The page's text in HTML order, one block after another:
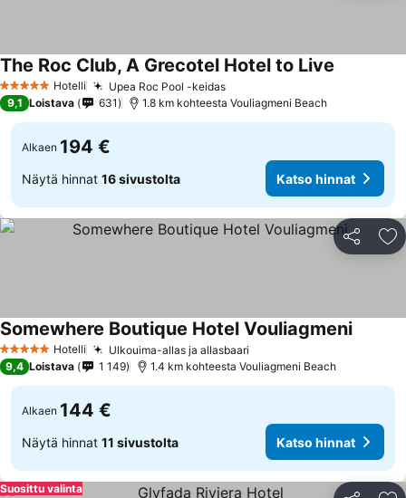
5 Tähtiluokitus
Hotelli Upea Roc Pool -keidas
The Roc Club, A Grecotel Hotel to Live
9,1 Loistava 631 1.8 km kohteesta Vouliagmeni Beach
Alkaen 194 €
Näytä hinnat 16 sivustolta Katso hinnat
Jaa
5 Tähtiluokitus
Hotelli Ulkouima-allas ja allasbaari
Somewhere Boutique Hotel Vouliagmeni
9,4 Loistava 1 149 1.4 km kohteesta Vouliagmeni Beach
Alkaen 144 €
Näytä hinnat 11 sivustolta Katso hinnat
Suosittu valinta